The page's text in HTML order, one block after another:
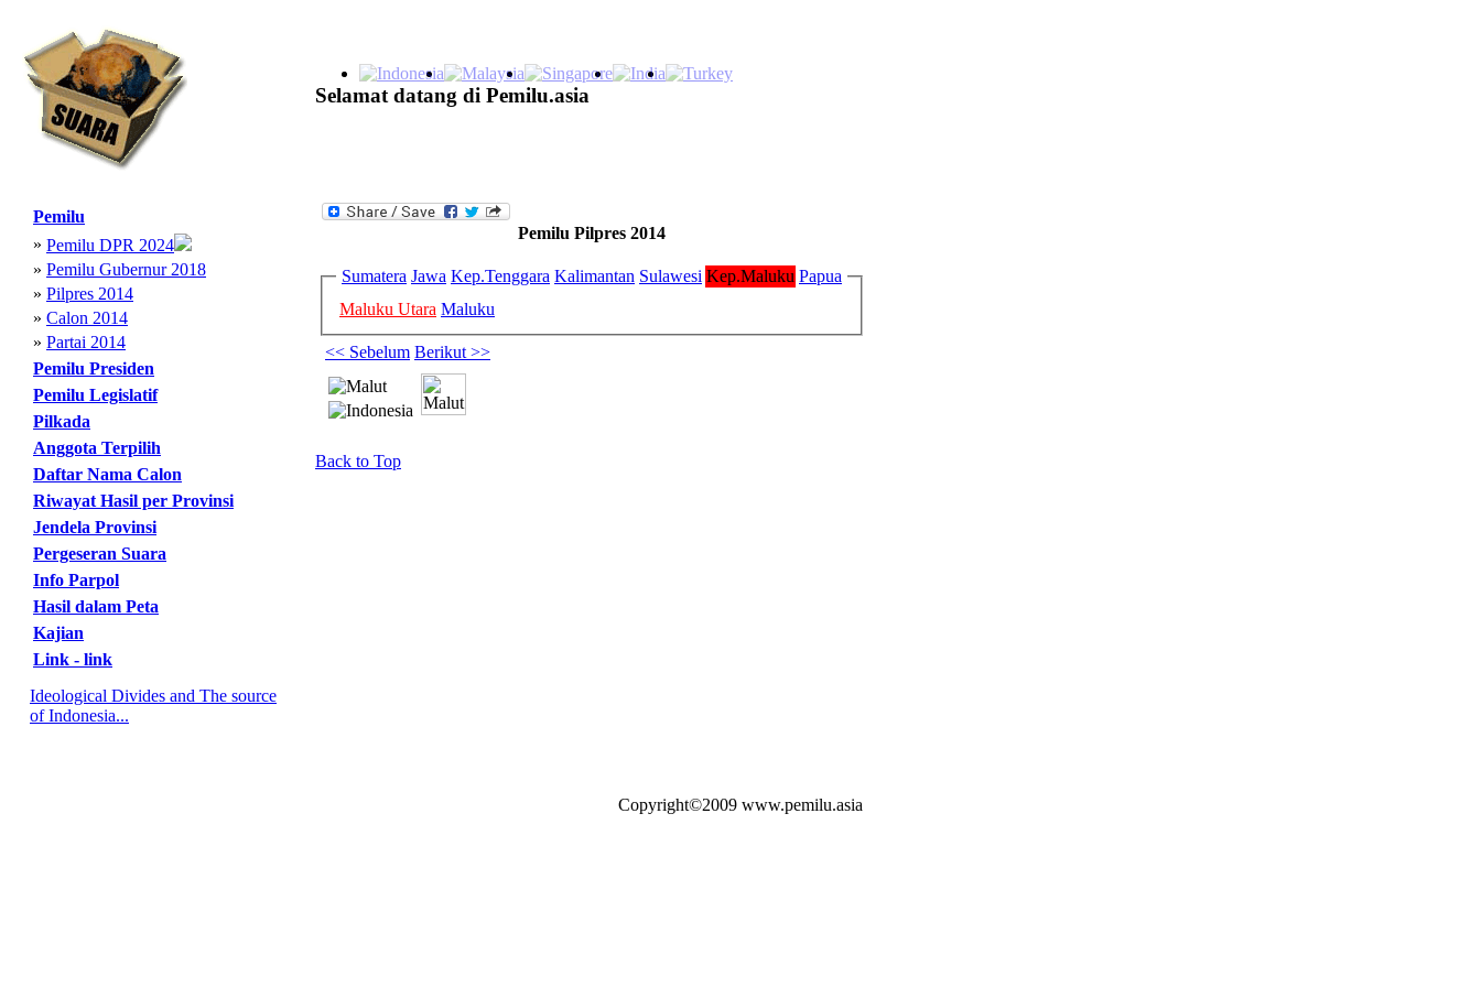
Selamat datang di Pemilu.asia
Pemilu
» Pemilu DPR 2024
» Pemilu Gubernur 2018
» Pilpres 2014
» Calon 2014
» Partai 2014
Pemilu Presiden
Pemilu Legislatif
Pilkada
Anggota Terpilih
Daftar Nama Calon
Riwayat Hasil per Provinsi
Jendela Provinsi
Pergeseran Suara
Info Parpol
Hasil dalam Peta
Kajian
Link - link
Ideological Divides and The source
of Indonesia...
Pemilu Pilpres 2014
Sumatera Jawa Kep.Tenggara Kalimantan Sulawesi Kep.Maluku Papua
Maluku Utara Maluku
<< Sebelum Berikut >>
Back to Top
Copyright©2009 www.pemilu.asia